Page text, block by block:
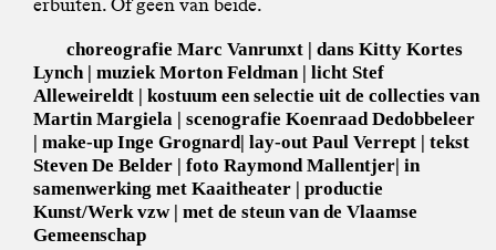
erbuiten. Of geen van beide.
choreografie Marc Vanrunxt | dans Kitty Kortes
Lynch | muziek Morton Feldman | licht Stef
Alleweireldt | kostuum een selectie uit de collecties van
Martin Margiela | scenografie Koenraad Dedobbeleer
| make-up Inge Grognard| lay-out Paul Verrept | tekst
Steven De Belder | foto Raymond Mallentjer| in
samenwerking met Kaaitheater | productie
Kunst/Werk vzw | met de steun van de Vlaamse
Gemeenschap